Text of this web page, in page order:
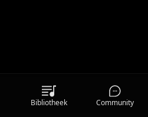
Bibliotheek Community